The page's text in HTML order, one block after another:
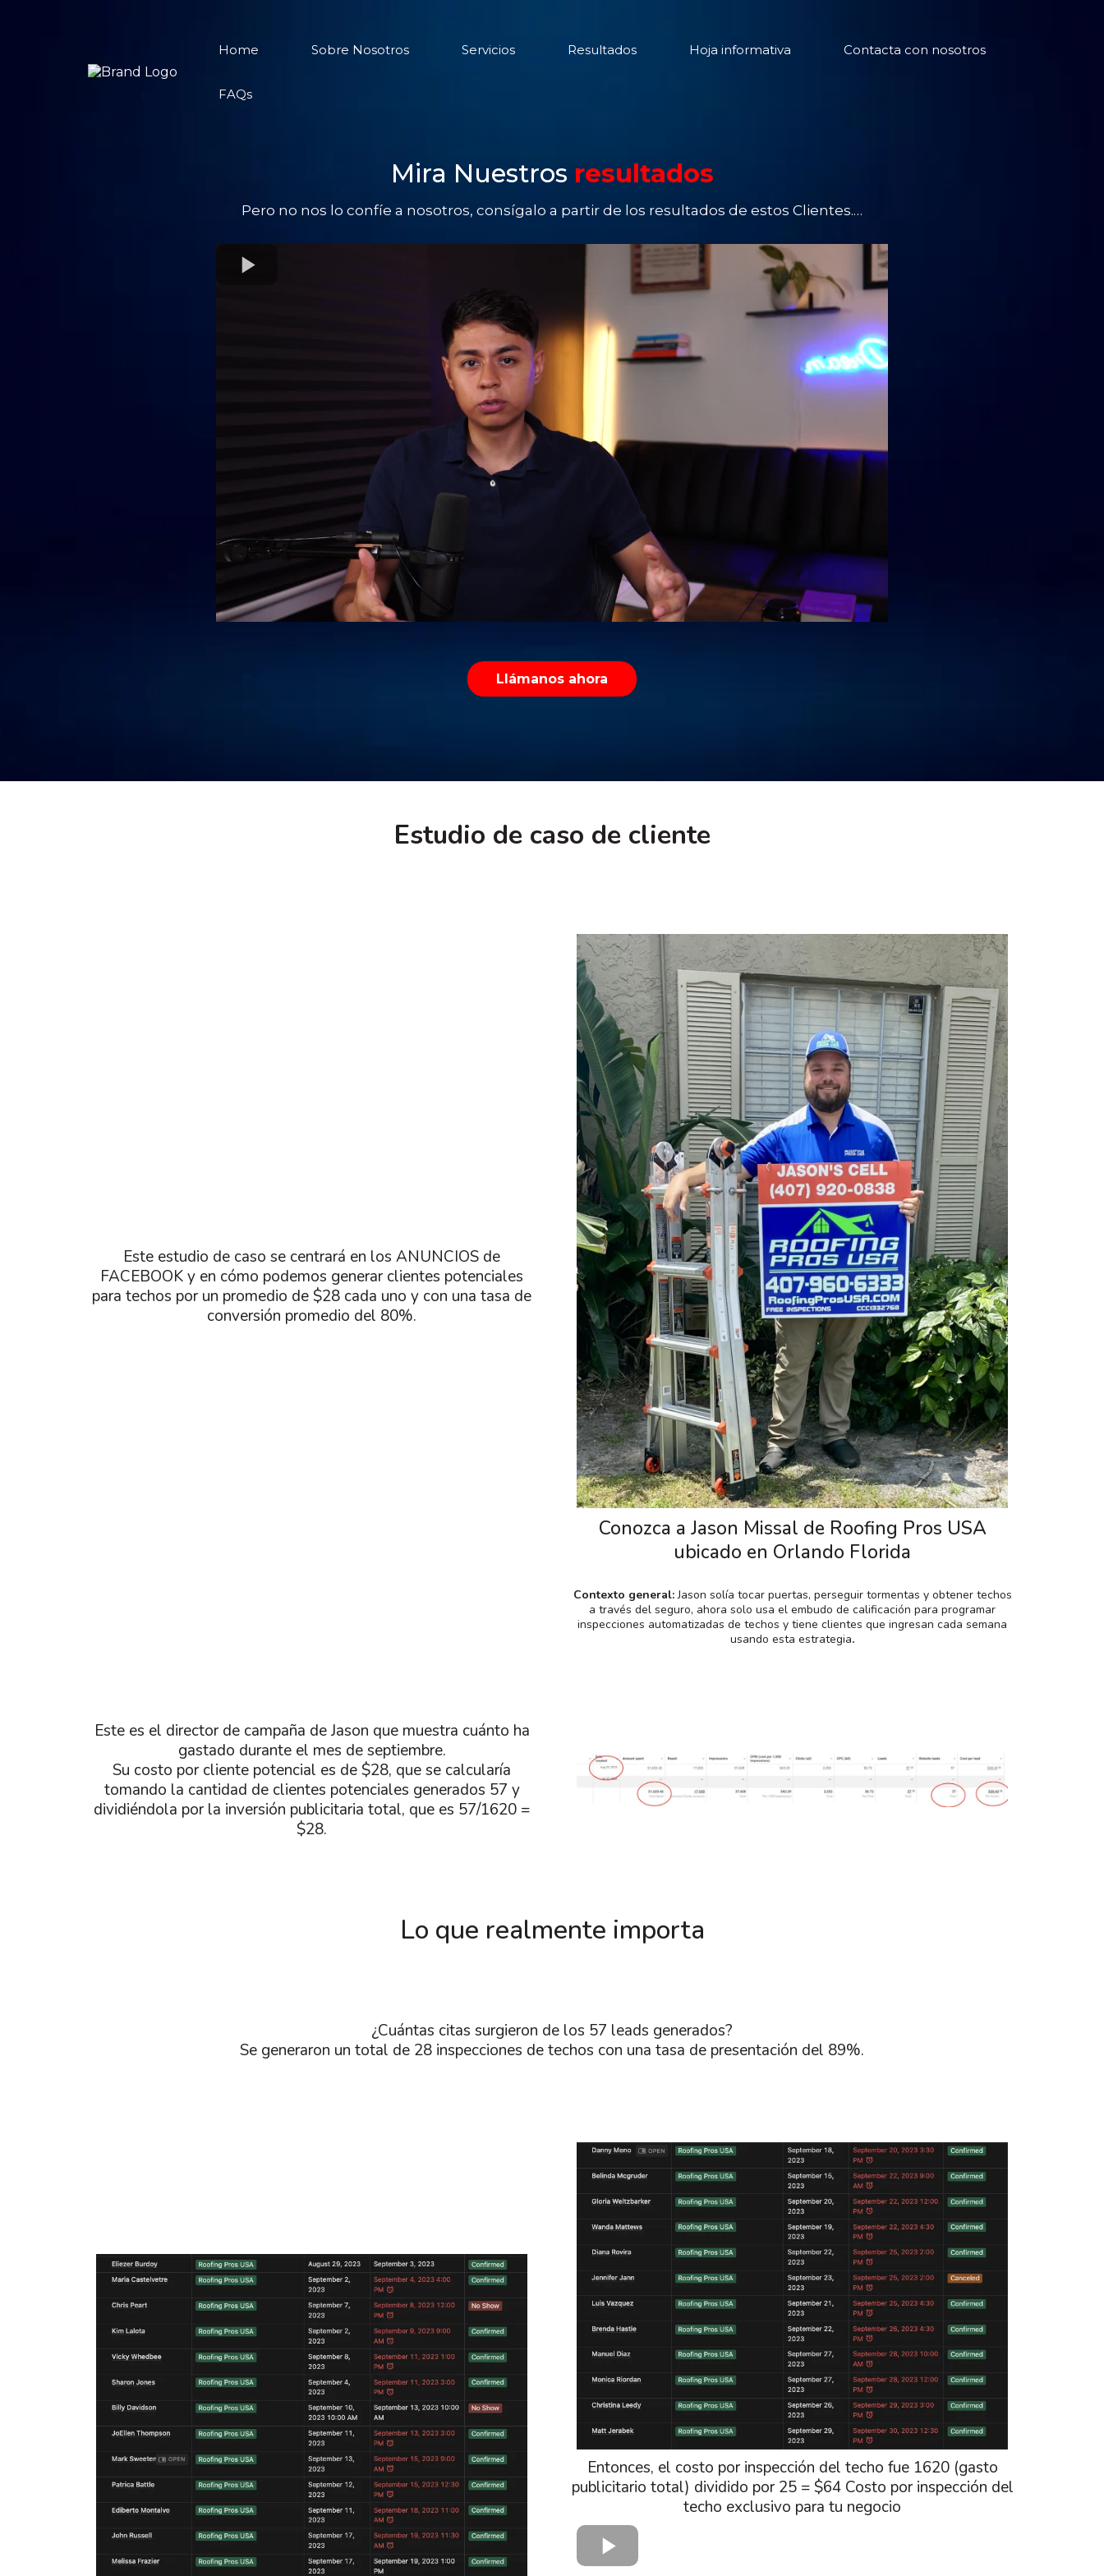
Home Sobre Nosotros Servicios Resultados Hoja informativa Contacta con nosotros
FAQs
Mira Nuestros resultados
Pero no nos lo confíe a nosotros, consígalo a partir de los resultados de estos Clientes.…
Llámanos ahora
Estudio de caso de cliente
Este estudio de caso se centrará en los ANUNCIOS de
FACEBOOK y en cómo podemos generar clientes potenciales
para techos por un promedio de $28 cada uno y con una tasa de
conversión promedio del 80%.
Conozca a Jason Missal de Roofing Pros USA
ubicado en Orlando Florida
Contexto general:Jason solía tocar puertas, perseguir tormentas y obtener techos
a través del seguro, ahora solo usa el embudo de calificación para programar
inspecciones automatizadas de techos y tiene clientes que ingresan cada semana
usando esta estrategia.
Este es el director de campaña de Jason que muestra cuánto ha
gastado durante el mes de septiembre.
Su costo por cliente potencial es de $28, que se calcularía
tomando la cantidad de clientes potenciales generados 57 y
dividiéndola por la inversión publicitaria total, que es 57/1620 =
$28.
Lo que realmente importa
¿Cuántas citas surgieron de los 57 leads generados?
Se generaron un total de 28 inspecciones de techos con una tasa de presentación del 89%.
Entonces, el costo por inspección del techo fue 1620 (gasto
publicitario total) dividido por 25 = $64 Costo por inspección del
techo exclusivo para tu negocio